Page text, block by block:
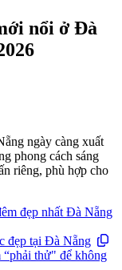
nổi ở Đà
ngày càng xuất
phong cách sáng
riêng, phù hợp cho
đẹp nhất Đà Nẵng
đẹp tại Đà Nẵng
thử" để không